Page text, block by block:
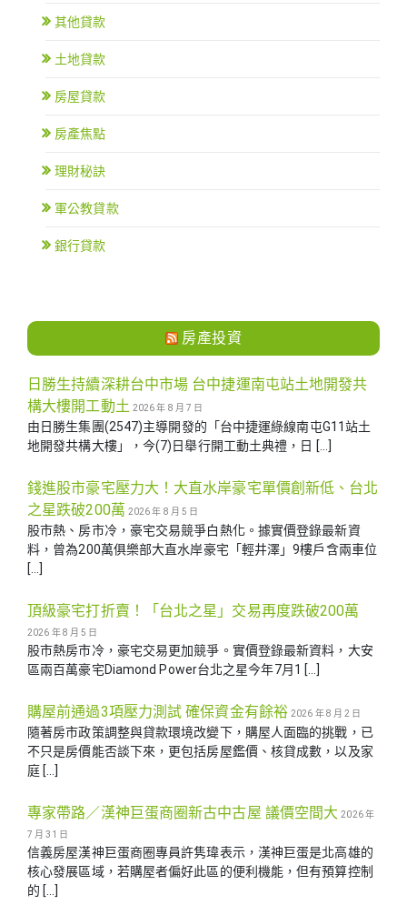
其他貸款
土地貸款
房屋貸款
房產焦點
理財秘訣
軍公教貸款
銀行貸款
房產投資
日勝生持續深耕台中市場 台中捷運南屯站土地開發共
構大樓開工動土 2026 年 8 月 7 日
由日勝生集團(2547)主導開發的「台中捷運綠線南屯G11站土
地開發共構大樓」，今(7)日舉行開工動土典禮，日 […]
錢進股市豪宅壓力大！大直水岸豪宅單價創新低、台北
之星跌破200萬 2026 年 8 月 5 日
股市熱、房市冷，豪宅交易競爭白熱化。據實價登錄最新資
料，曾為200萬俱樂部大直水岸豪宅「輕井澤」9樓戶含兩車位
[…]
頂級豪宅打折賣！「台北之星」交易再度跌破200萬
2026 年 8 月 5 日
股市熱房市冷，豪宅交易更加競爭。實價登錄最新資料，大安
區兩百萬豪宅Diamond Power台北之星今年7月1 […]
購屋前通過3項壓力測試 確保資金有餘裕 2026 年 8 月 2 日
隨著房市政策調整與貸款環境改變下，購屋人面臨的挑戰，已
不只是房價能否談下來，更包括房屋鑑價、核貸成數，以及家
庭 […]
專家帶路／漢神巨蛋商圈新古中古屋 議價空間大 2026 年
7 月 31 日
信義房屋漢神巨蛋商圈專員許隽瑋表示，漢神巨蛋是北高雄的
核心發展區域，若購屋者偏好此區的便利機能，但有預算控制
的 […]